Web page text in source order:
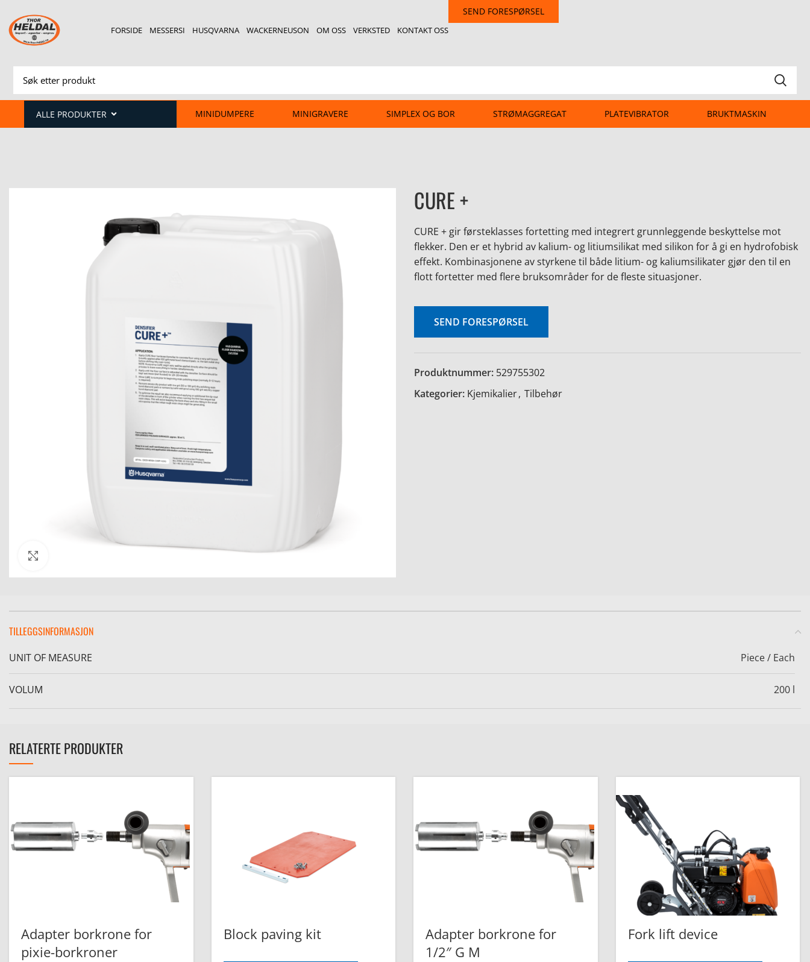
FORSIDE MESSERSI HUSQVARNA WACKERNEUSON OM OSS VERKSTED KONTAKT OSS
SEND FORESPØRSEL
ALLE PRODUKTER MINIDUMPERE MINIGRAVERE SIMPLEX OG BOR STRØMAGGREGAT PLATEVIBRATOR BRUKTMASKIN
CURE +
CURE + gir førsteklasses fortetting med integrert grunnleggende beskyttelse mot
flekker. Den er et hybrid av kalium- og litiumsilikat med silikon for å gi en hydrofobisk
effekt. Kombinasjonene av styrkene til både litium- og kaliumsilikater gjør den til en
flott fortetter med flere bruksområder for de fleste situasjoner.
SEND FORESPØRSEL
Produktnummer: 529755302
Kategorier: Kjemikalier, Tilbehør
TILLEGGSINFORMASJON
UNIT OF MEASURE Piece / Each
VOLUM 200 l
RELATERTE PRODUKTER
Adapter borkrone for
pixie-borkroner
Block paving kit
Adapter borkrone for
1/2″ G M
Fork lift device